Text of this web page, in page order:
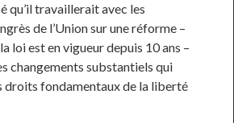
qu’il travaillerait avec les
de l’Union sur une réforme –
loi est en vigueur depuis 10 ans –
changements substantiels qui
droits fondamentaux de la liberté